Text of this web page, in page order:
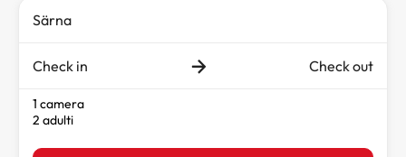
Check in Check out
1 camera
2 adulti